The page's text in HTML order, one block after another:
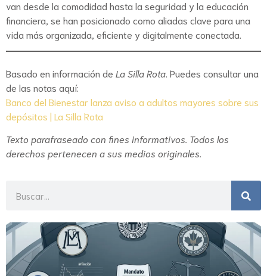
van desde la comodidad hasta la seguridad y la educación
financiera, se han posicionado como aliadas clave para una
vida más organizada, eficiente y digitalmente conectada.
Basado en información de La Silla Rota . Puedes consultar una
de las notas aquí:
Banco del Bienestar lanza aviso a adultos mayores sobre sus
depósitos | La Silla Rota
Texto parafraseado con fines informativos. Todos los
derechos pertenecen a sus medios originales.